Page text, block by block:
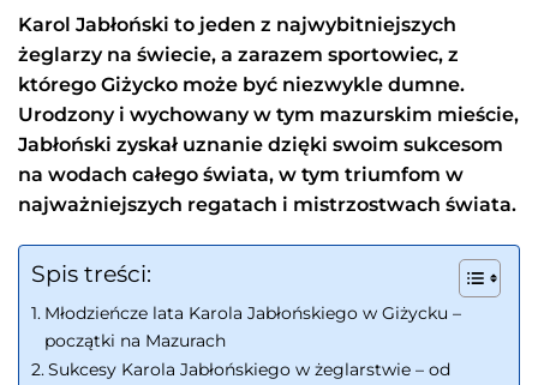
Karol Jabłoński to jeden z najwybitniejszych
żeglarzy na świecie, a zarazem sportowiec, z
którego Giżycko może być niezwykle dumne.
Urodzony i wychowany w tym mazurskim mieście,
Jabłoński zyskał uznanie dzięki swoim sukcesom
na wodach całego świata, w tym triumfom w
najważniejszych regatach i mistrzostwach świata.
Spis treści:
Młodzieńcze lata Karola Jabłońskiego w Giżycku –
początki na Mazurach
Sukcesy Karola Jabłońskiego w żeglarstwie – od